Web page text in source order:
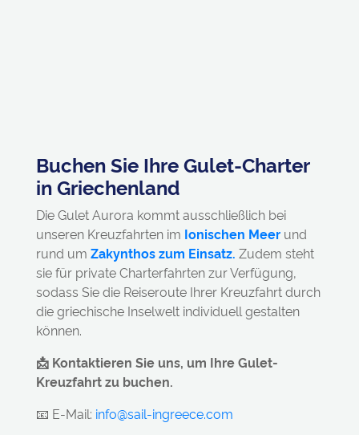
Buchen Sie Ihre Gulet-Charter
in Griechenland
Die Gulet Aurora kommt ausschließlich bei
unseren Kreuzfahrten im Ionischen Meerund
rund um Zakynthos zum Einsatz. Zudem steht
sie für private Charterfahrten zur Verfügung,
sodass Sie die Reiseroute Ihrer Kreuzfahrt durch
die griechische Inselwelt individuell gestalten
können.
📩 Kontaktieren Sie uns, um Ihre Gulet-
Kreuzfahrt zu buchen.
📧 E-Mail: info@sail-ingreece.com